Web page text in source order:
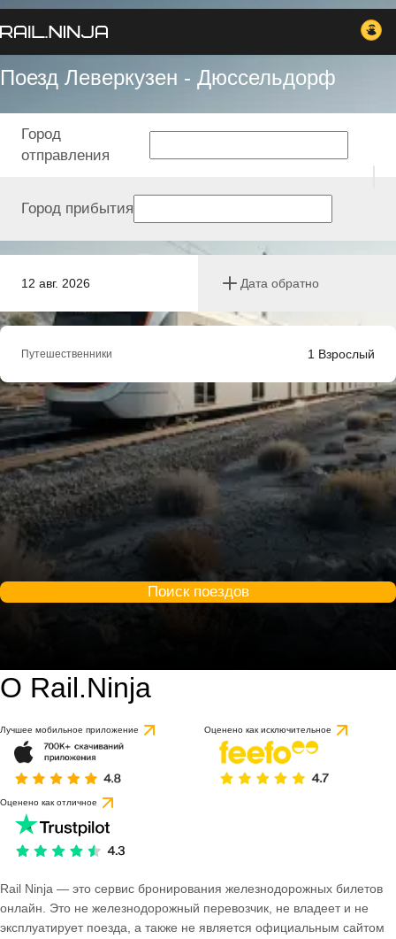
Поезд Леверкузен - Дюссельдорф
12 авг. 2026 Дата обратно
Город
отправления
Город прибытия
Путешественники 1 Взрослый
Поиск поездов
О Rail.Ninja
Лучшее мобильное приложение Оценено как исключительное
Оценено как отличное
Rail Ninja — это сервис бронирования железнодорожных билетов
онлайн. Это не железнодорожный перевозчик, не владеет и не
эксплуатирует поезда, а также не является официальным сайтом